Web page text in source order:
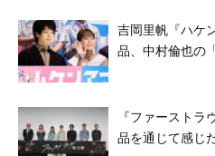
吉岡里帆『ハケ
品、中村倫也の
『ファーストラ
品を通じて感じ